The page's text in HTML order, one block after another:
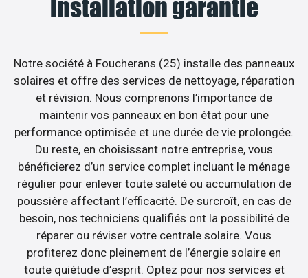
installation garantie
Notre société à Foucherans (25) installe des panneaux
solaires et offre des services de nettoyage, réparation
et révision. Nous comprenons l’importance de
maintenir vos panneaux en bon état pour une
performance optimisée et une durée de vie prolongée.
Du reste, en choisissant notre entreprise, vous
bénéficierez d’un service complet incluant le ménage
régulier pour enlever toute saleté ou accumulation de
poussière affectant l’efficacité. De surcroît, en cas de
besoin, nos techniciens qualifiés ont la possibilité de
réparer ou réviser votre centrale solaire. Vous
profiterez donc pleinement de l’énergie solaire en
toute quiétude d’esprit. Optez pour nos services et